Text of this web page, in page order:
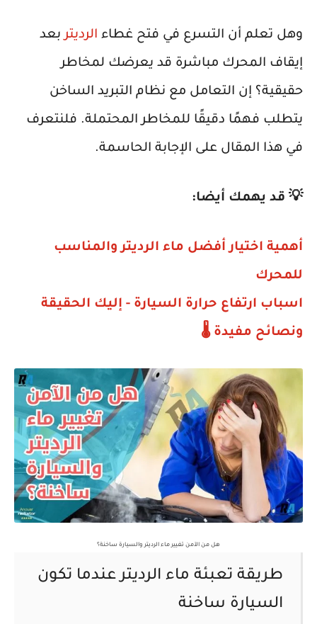
وهل تعلم أن التسرع في فتح غطاء الرديتر بعد
إيقاف المحرك مباشرة قد يعرضك لمخاطر
حقيقية؟ إن التعامل مع نظام التبريد الساخن
يتطلب فهمًا دقيقًا للمخاطر المحتملة. فلنتعرف
في هذا المقال على الإجابة الحاسمة.
💡 قد يهمك أيضا:
أهمية اختيار أفضل ماء الرديتر والمناسب
للمحرك
اسباب ارتفاع حرارة السيارة - إليك الحقيقة
ونصائح مفيدة 🌡️
هل من الآمن تغيير ماء الرديتر والسيارة ساخنة؟
طريقة تعبئة ماء الرديتر عندما تكون
السيارة ساخنة